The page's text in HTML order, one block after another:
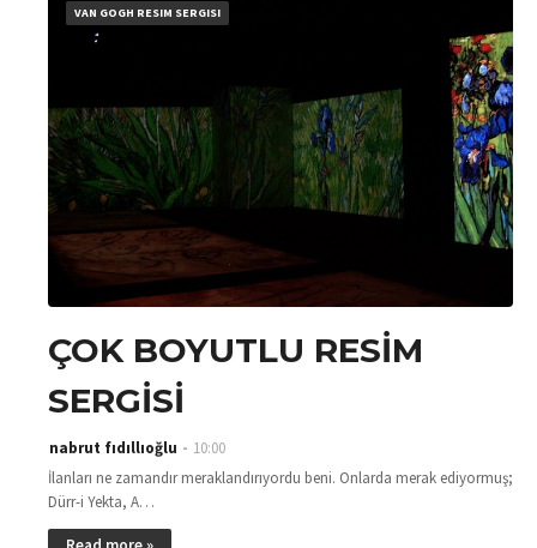
VAN GOGH RESIM SERGISI
ÇOK BOYUTLU RESİM
SERGİSİ
nabrut fıdıllıoğlu
10:00
İlanları ne zamandır meraklandırıyordu beni. Onlarda merak ediyormuş;
Dürr-i Yekta, A…